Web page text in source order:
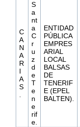
C
A
N
A
R
I
A
S
S
a
nt
a
C
r
u
z
d
e
T
e
n
e
rif
e.
ENTIDAD
PÚBLICA
EMPRES
ARIAL
LOCAL
BALSAS
DE
TENERIF
E (EPEL
BALTEN).